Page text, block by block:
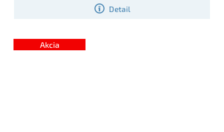
Detail
Akcia